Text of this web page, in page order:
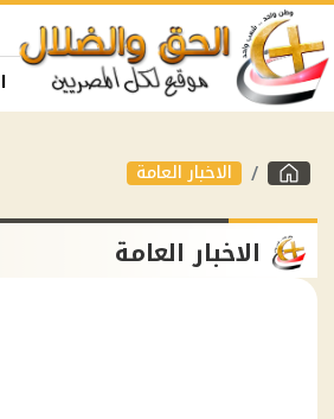
الاخبار العامة
الاخبار العامة